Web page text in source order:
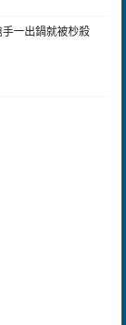
一出鍋就被杪殺